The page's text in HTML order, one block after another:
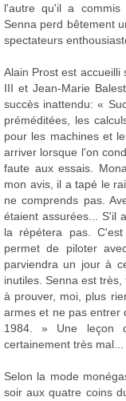
l'autre qu'il a commis
Senna perd bêtement
spectateurs
Alain Prost est accueilli
III et Jean-Marie
succès inattendu: «
préméditées, les
pour les machines et
arriver lorsque l'on
faute aux essais.
mon avis, il a tapé le
ne comprends pas.
étaient assurées... S'il
la répétera pas.
permet de piloter
parviendra un jour à
inutiles. Senna est
à prouver, moi, plus
armes et ne pas entrer
1984. » Une leçon
certainement très mal...
Selon la mode
soir aux quatre coins